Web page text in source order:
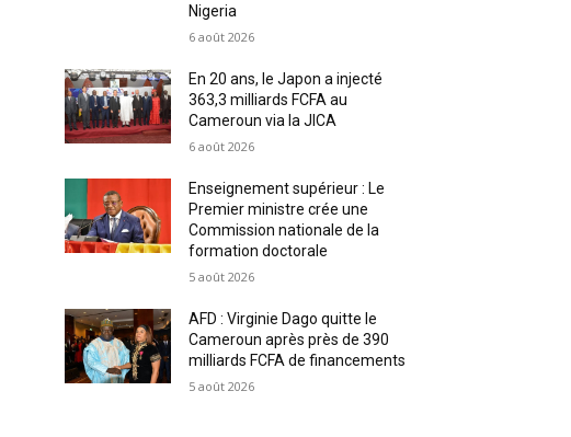
Nigeria
6 août 2026
En 20 ans, le Japon a injecté
363,3 milliards FCFA au
Cameroun via la JICA
6 août 2026
Enseignement supérieur : Le
Premier ministre crée une
Commission nationale de la
formation doctorale
5 août 2026
AFD : Virginie Dago quitte le
Cameroun après près de 390
milliards FCFA de financements
5 août 2026